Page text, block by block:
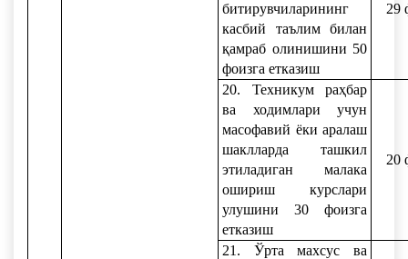
битирувчиларининг
касбий таълим билан
қамраб олинишини 50
фоизга етказиш
29
20. Техникум раҳбар
ва ходимлари учун
масофавий ёки аралаш
шаклларда ташкил
этиладиган малака
ошириш курслари
улушини 30 фоизга
етказиш
20
21. Ўрта махсус ва